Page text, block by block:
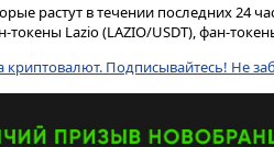
растут в течении последних 24
токены Lazio (LAZIO/USDT), фан-
Подписывайтесь! Не